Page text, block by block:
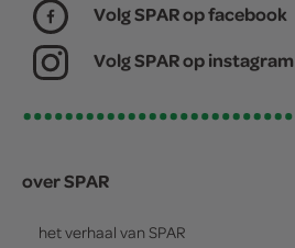
Volg SPAR op facebook
Volg SPAR op instagram
over SPAR
het verhaal van SPAR